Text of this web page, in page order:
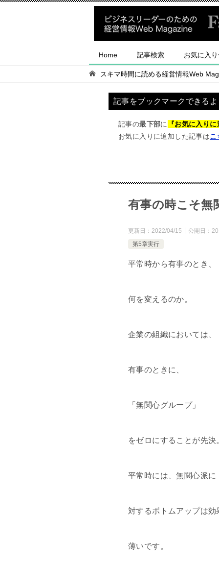
Home 記事検索 お気に入
スキマ時間に読める経営情報Web
記事をブックマークできる
記事の最下部に 『お気に入り
お気に入りに追加した記事はこ
有事の時こそ無
更新日： 2022/04/15 公開日：
第5章実行
平常時から有事のとき、
何を変えるのか。
企業の組織においては、
有事のときに、
「無関心グループ」
をゼロにすることが先決
平常時には、無関心派に
対するボトムアップは効
薄いです。